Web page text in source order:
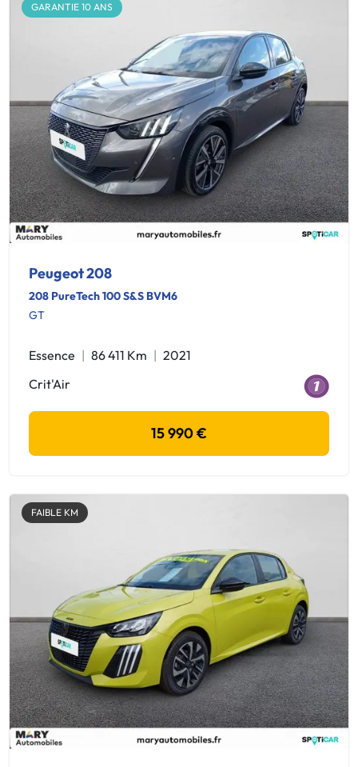
GARANTIE 10 ANS
Peugeot 208
208 PureTech 100 S&S BVM6
GT
Essence 86 411 Km
2021
Crit'Air
15 990 €
FAIBLE KM